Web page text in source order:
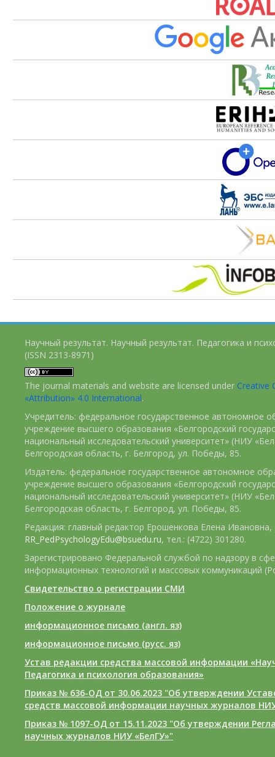
Научный результат. Научный результат. Педагогика и
(ISSN 2313-8971)
The journal materials and website are licensed under Creative
«Attribution» 4.0 International.
Учредитель: федеральное государственное автономное
учреждение высшего образования «Белгородский
национальный исследовательский университет» (НИУ
Белгородская область, г. Белгород, ул. Победы, 85.
Издатель: федеральное государственное автономное
учреждение высшего образования «Белгородский
национальный исследовательский университет» (НИУ
Белгородская область, г. Белгород, ул. Победы, 85.
Редакция: главный редактор Ерошенкова Елена Ивановна,
RR_PedPsychologyEdu@bsuedu.ru, тел.: (4722) 301280.
Зарегистрировано Федеральной службой по надзору в
информационных технологий и массовых коммуникаций
Свидетельство о регистрации СМИ
Положение о журнале
информационное письмо (англ. яз)
информационное письмо (русс. яз)
Устав редакции средства массовой информации
Педагогика и психология образования»
Приказ № 636-ОД от 30.06.2023 "Об утверждении
средств массовой информации научных журналов
Приказ № 1097-ОД от 15.11.2023 "Об утверждении
научных журналов НИУ «БелГУ»"